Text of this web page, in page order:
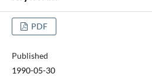
PDF
Published
1990-05-30